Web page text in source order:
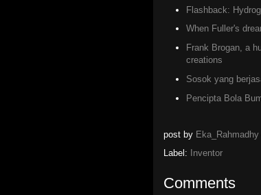
Flashback:
When Fuller's
Frank Brogan, a
creations
Sosok yang
Pencipta Bola
post by Eka_Rahmadhy
Label:
Inventor
Comments